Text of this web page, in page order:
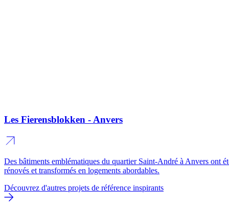
Les Fierensblokken - Anvers
Des bâtiments emblématiques du quartier Saint-André à Anvers ont
rénovés et transformés en logements abordables.
Découvrez d'autres projets de référence inspirants